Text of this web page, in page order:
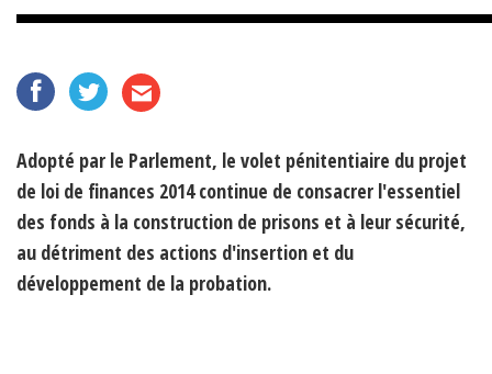
Adopté par le Parlement, le volet pénitentiaire du projet
de loi de finances 2014 continue de consacrer l'essentiel
des fonds à la construction de prisons et à leur sécurité,
au détriment des actions d'insertion et du
développement de la probation.